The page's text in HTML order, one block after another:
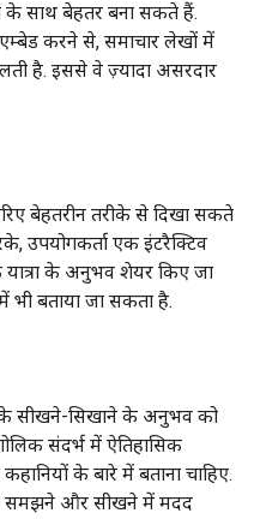
के साथ बेहतर बना सकते हैं.
करने से, समाचार लेखों में
है. इससे वे ज़्यादा असरदार
बेहतरीन तरीके से दिखा सकते
उपयोगकर्ता एक इंटरैक्टिव
यात्रा के अनुभव शेयर किए जा
भी बताया जा सकता है.
सीखने-सिखाने के अनुभव को
संदर्भ में ऐतिहासिक
के बारे में बताना चाहिए.
से समझने और सीखने में मदद